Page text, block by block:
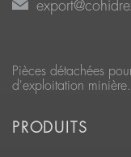
Pièces détachées
d'exploitation minière.
PRODUITS